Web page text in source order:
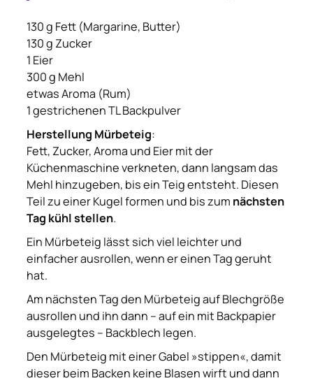
130 g Fett (Margarine, Butter)
130 g Zucker
1 Eier
300 g Mehl
etwas Aroma (Rum)
1 gestrichenen TL Backpulver
Herstellung Mürbeteig:
Fett, Zucker, Aroma und Eier mit der
Küchenmaschine verkneten, dann langsam das
Mehl hinzugeben, bis ein Teig entsteht. Diesen
Teil zu einer Kugel formen und bis zum nächsten
Tag kühl stellen.
Ein Mürbeteig lässt sich viel leichter und
einfacher ausrollen, wenn er einen Tag geruht
hat.
Am nächsten Tag den Mürbeteig auf Blechgröße
ausrollen und ihn dann – auf ein mit Backpapier
ausgelegtes – Backblech legen.
Den Mürbeteig mit einer Gabel »stippen«, damit
dieser beim Backen keine Blasen wirft und dann